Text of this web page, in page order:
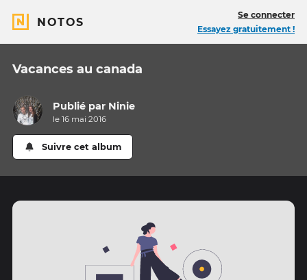
NOTOS
Se connecter
Essayez gratuitement !
Vacances au canada
Publié par Ninie
le 16 mai 2016
Suivre cet album